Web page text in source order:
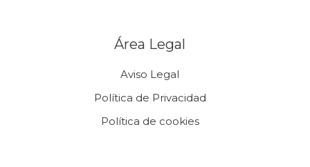
Área Legal
Aviso Legal
Política de Privacidad
Política de cookies